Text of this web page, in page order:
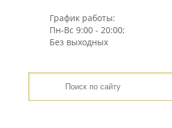
График работы:
Пн-Вс 9:00 - 20:00;
Без выходных